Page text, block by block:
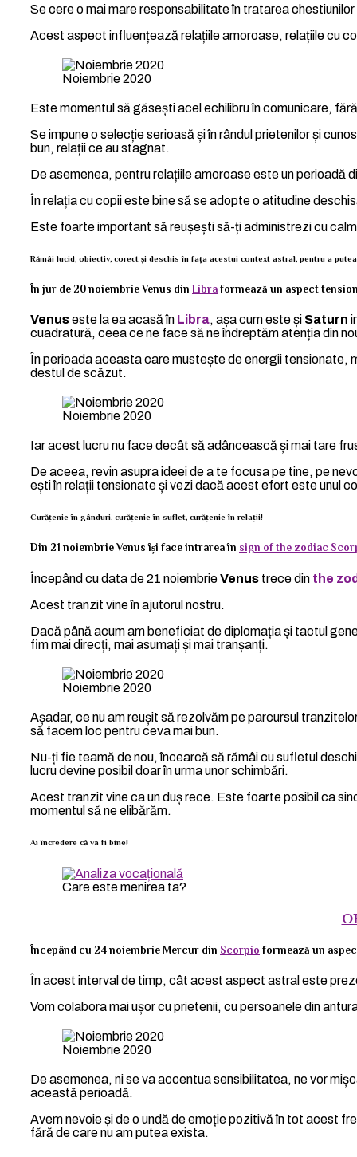
Se cere o mai mare responsabilitate în tratarea
Acest aspect influențează relațiile amoroase, relațiile cu
Noiembrie 2020
Este momentul să găsești acel echilibru în comunicare,
Se impune o selecție serioasă și în rândul prietenilor și
bun, relații ce au stagnat.
De asemenea, pentru relațiile amoroase este un perioadă
În relația cu copii este bine să se adopte o atitudine
Este foarte important să reușești să-ți administrezi cu
Rămâi lucid, obiectiv, corect și deschis în fața acestui context astral, pentru a
În jur de 20 noiembrie Venus din Libra formează un aspect
Venuseste la ea acasă în Libra, așa cum este și Saturn
cuadratură, ceea ce ne face să ne îndreptăm atenția din
În perioada aceasta care mustește de energii tensionate,
destul de scăzut.
Noiembrie 2020
Iar acest lucru nu face decât să adâncească și mai tare
De aceea, revin asupra ideei de a te focusa pe tine, pe
ești în relații tensionate și vezi dacă acest efort este unul
Curățenie în gânduri, curățenie în suflet, curățenie în relații!
Din 21 noiembrie Venus își face intrarea în sign of the zodiac
Începând cu data de 21 noiembrieVenus trece din the
Acest tranzit vine în ajutorul nostru.
Dacă până acum am beneficiat de diplomația și tactul
fim mai direcți, mai asumați și mai tranșanți.
Noiembrie 2020
Așadar, ce nu am reușit să rezolvăm pe parcursul
să facem loc pentru ceva mai bun.
Nu-ți fie teamă de nou, încearcă să rămâi cu sufletul
lucru devine posibil doar în urma unor schimbări.
Acest tranzit vine ca un duș rece. Este foarte posibil ca
momentul să ne elibărăm.
Ai încredere că va fi bine!
Care este menirea ta?
Începând cu 24 noiembrie Mercur din Scorpio formează un
În acest interval de timp, cât acest aspect astral este
Vom colabora mai ușor cu prietenii, cu persoanele din
Noiembrie 2020
De asemenea, ni se va accentua sensibilitatea, ne vor
această perioadă.
Avem nevoie și de o undă de emoție pozitivă în tot acest
fără de care nu am putea exista.